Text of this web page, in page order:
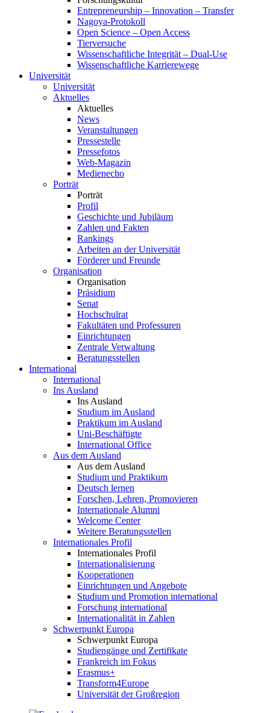
Entrepreneurship – Innovation – Transfer
Nagoya-Protokoll
Open Science – Open Access
Tierversuche
Wissenschaftliche Integrität – Dual-Use
Wissenschaftliche Karrierewege
Universität
Universität
Aktuelles
Aktuelles
News
Veranstaltungen
Pressestelle
Pressefotos
Web-Magazin
Medienecho
Porträt
Porträt
Profil
Geschichte und Jubiläum
Zahlen und Fakten
Rankings
Arbeiten an der Universität
Förderer und Freunde
Organisation
Organisation
Präsidium
Senat
Hochschulrat
Fakultäten und Professuren
Einrichtungen
Zentrale Verwaltung
Beratungsstellen
International
International
Ins Ausland
Ins Ausland
Studium im Ausland
Praktikum im Ausland
Uni-Beschäftigte
International Office
Aus dem Ausland
Aus dem Ausland
Studium und Praktikum
Deutsch lernen
Forschen, Lehren, Promovieren
Internationale Alumni
Welcome Center
Weitere Beratungsstellen
Internationales Profil
Internationales Profil
Internationalisierung
Kooperationen
Einrichtungen und Angebote
Studium und Promotion international
Forschung international
Internationalität in Zahlen
Schwerpunkt Europa
Schwerpunkt Europa
Studiengänge und Zertifikate
Frankreich im Fokus
Erasmus+
Transform4Europe
Universität der Großregion